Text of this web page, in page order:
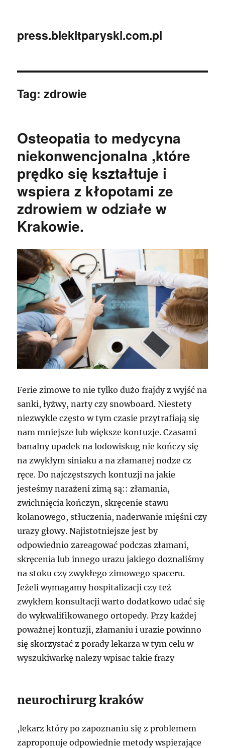
press.blekitparyski.com.pl
Tag:zdrowie
Osteopatia to medycyna
niekonwencjonalna ,które
prędko się kształtuje i
wspiera z kłopotami ze
zdrowiem w odziałe w
Krakowie.
Ferie zimowe to nie tylko dużo frajdy z wyjść na
sanki, łyżwy, narty czy snowboard. Niestety
niezwykle często w tym czasie przytrafiają się
nam mniejsze lub większe kontuzje. Czasami
banalny upadek na lodowiskug nie kończy się
na zwykłym siniaku a na złamanej nodze cz
ręce. Do najczęstszych kontuzji na jakie
jesteśmy narażeni zimą są:: złamania,
zwichnięcia kończyn, skręcenie stawu
kolanowego, stłuczenia, naderwanie mięśni czy
urazy głowy. Najistotniejsze jest by
odpowiednio zareagować podczas złamani,
skręcenia lub innego urazu jakiego doznaliśmy
na stoku czy zwykłego zimowego spaceru.
Jeżeli wymagamy hospitalizacji czy też
zwykłem konsultacji warto dodatkowo udać się
do wykwalifikowanego ortopedy. Przy każdej
poważnej kontuzji, złamaniu i urazie powinno
się skorzystać z porady lekarza w tym celu w
wyszukiwarkę nalezy wpisac takie frazy
neurochirurg kraków
,lekarz który po zapoznaniu się z problemem
zaproponuje odpowiednie metody wspierające